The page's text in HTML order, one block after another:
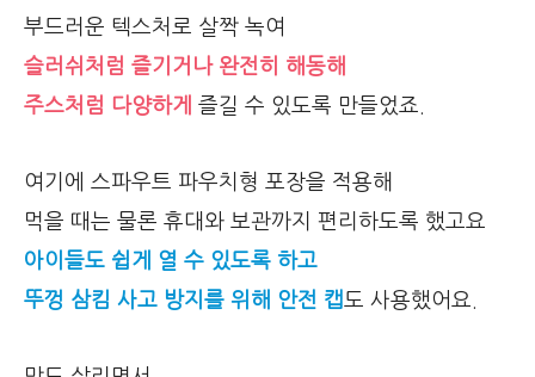
부드러운 텍스처로 살짝 녹여
슬러쉬처럼 즐기거나 완전히 해동해
주스처럼 다양하게
즐길 수 있도록 만들었죠.
여기에 스파우트 파우치형 포장을 적용해
먹을 때는 물론 휴대와 보관까지 편리하도록 했고요
아이들도 쉽게 열 수 있도록 하고
뚜껑 삼킴 사고 방지를 위해 안전 캡도 사용했어요.